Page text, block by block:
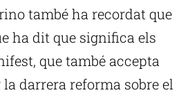
també ha recordat que
ha dit que significa els
que també accepta
darrera reforma sobre el